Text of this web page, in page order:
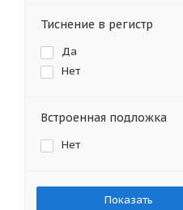
Тиснение в регистр
Да
Нет
Встроенная подложка
Нет